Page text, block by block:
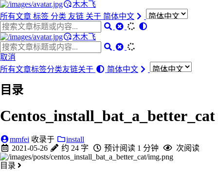
木木飞
所有文章 标签 分类 友链 关于 简体中文
木木飞
取消
所有文章标签分类友链关于 简体中文
目录
Centos_install_bat_a_better_cat
mmfei 收录于
install
2021-05-26
约 24 字 预计阅读 1 分钟 次阅读
目录